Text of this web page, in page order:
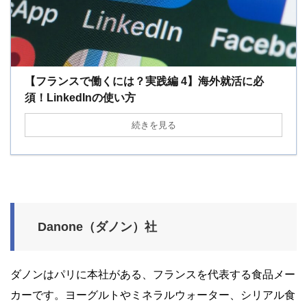
【フランスで働くには？実践編 4】海外就活に必
須！LinkedInの使い方
続きを見る
Danone（ダノン）社
ダノンはパリに本社がある、フランスを代表する食品メー
カーです。ヨーグルトやミネラルウォーター、シリアル食